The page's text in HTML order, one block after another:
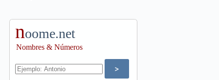
noome.net
Nombres & Números